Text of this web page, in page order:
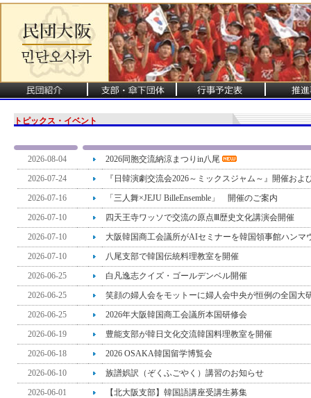
トピックス・イベント
2026-08-04
2026同胞交流納涼まつりin八尾
2026-07-24
『日韓演劇交流会2026～ミックスジャム～』開催およ
2026-07-16
「三人舞×JEJU BilleEnsemble」 開催のご案内
2026-07-10
四天王寺ワッソで交流の原点Ⅲ歴史文化講演会開催
2026-07-10
大阪韓国商工会議所がAIセミナーを韓国領事館ハンマ
2026-07-10
八尾支部で韓国伝統料理教室を開催
2026-06-25
白凡逸志クイズ・ゴールデンベル開催
2026-06-25
笑顔の婦人会をモットーに婦人会中央が恒例の全国大
2026-06-25
2026年大阪韓国商工会議所本国研修会
2026-06-19
豊能支部が韓日文化交流韓国料理教室を開催
2026-06-18
2026 OSAKA韓国留学博覧会
2026-06-10
族譜娯訳（ぞくふごやく）講習のお知らせ
2026-06-01
【北大阪支部】韓国語講座受講生募集